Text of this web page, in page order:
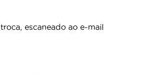
escaneado ao e-mail